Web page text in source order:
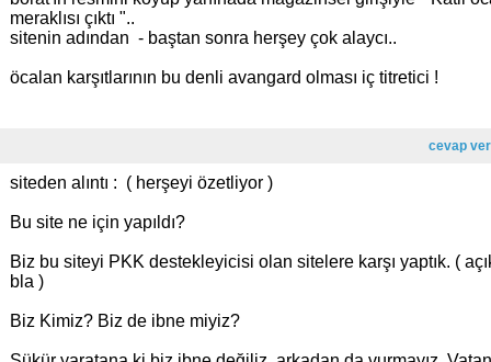
meraklısı çıktı "..
sitenin adından - baştan sonra herşey çok alaycı..
öcalan karşıtlarının bu denli avangard olması iç titretici !
cevap ver
siteden alıntı : ( herşeyi özetliyor )
Bu site ne için yapıldı?
Biz bu siteyi PKK destekleyicisi olan sitelere karşı yaptık. (
bla )
Biz Kimiz? Biz de ibne miyiz?